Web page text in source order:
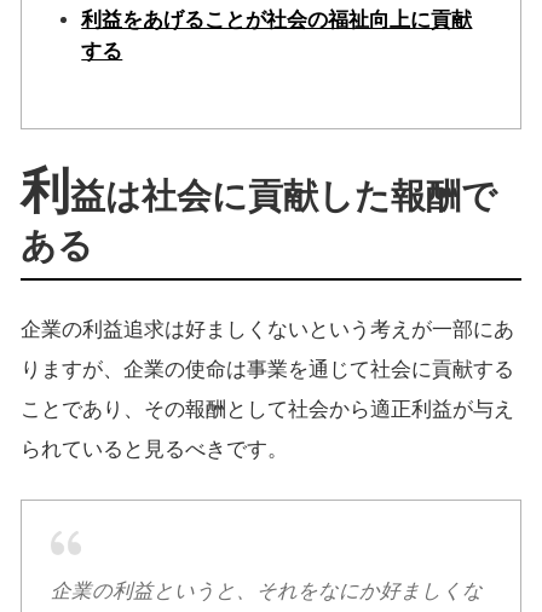
利益をあげることが社会の福祉向上に貢献
する
利 益は社会に貢献した報酬で
ある
企業の利益追求は好ましくないという考えが一部にあ
りますが、企業の使命は事業を通じて社会に貢献する
ことであり、その報酬として社会から適正利益が与え
られていると見るべきです。
企業の利益というと、それをなにか好ましくな